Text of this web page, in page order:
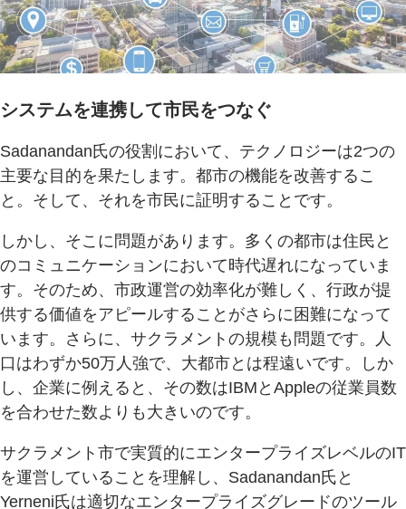
システムを連携して市民をつなぐ
Sadanandan氏の役割において、テクノロジーは2つの
主要な目的を果たします。都市の機能を改善するこ
と。そして、それを市民に証明することです。
しかし、そこに問題があります。多くの都市は住民と
のコミュニケーションにおいて時代遅れになっていま
す。そのため、市政運営の効率化が難しく、行政が提
供する価値をアピールすることがさらに困難になって
います。さらに、サクラメントの規模も問題です。人
口はわずか50万人強で、大都市とは程遠いです。しか
し、企業に例えると、その数はIBMとAppleの従業員数
を合わせた数よりも大きいのです。
サクラメント市で実質的にエンタープライズレベルのIT
を運営していることを理解し、Sadanandan氏と
Yerneni氏は適切なエンタープライズグレードのツール